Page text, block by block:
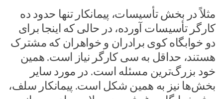
مثلاً در بخش تأسیسات، پیمانکار تنها حدود ده
کارگر تأسیسات آورده، در حالی که اینجا برای
دو خوابگاه کوی برادران و خواهران که مشترک
هستند، حداقل به سی کارگر نیاز است. همین
خود بزرگ‌ترین مسئله است. در مورد سایر
بخش‌ها نیز به همین شکل است. پیمانکار سلف،